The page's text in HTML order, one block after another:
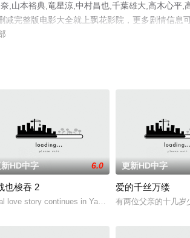
,山本裕典,竜星涼,中村昌也,千葉雄大,高木心平,
完整版电影大全就上飘花影院，更多剧情信息
摄了一部古装武侠电影，却在杀青日当晚弄丢了素
业内大名鼎鼎的律师，深得客户和上司的信赖。可是
HD中字 6.0
也梭吞 2
love story continues in Yaem Yasothorn 2, the
更新HD中字
爱的千丝万缕
有两位父亲的十几岁